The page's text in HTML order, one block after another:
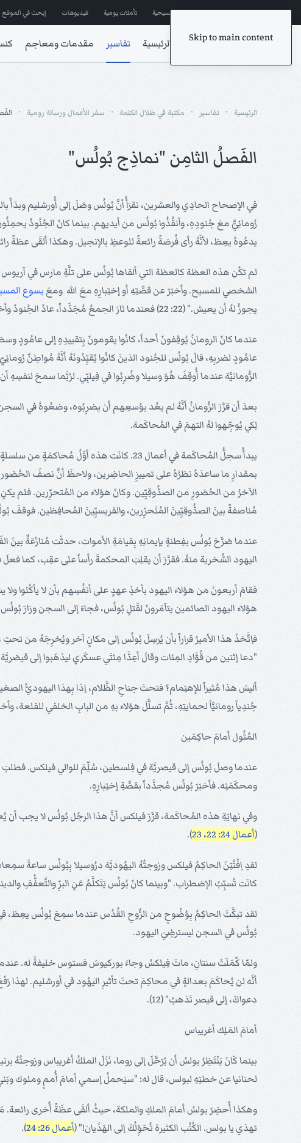
Skip to main content
إشترك في المراسلات ترانيم مسيحية تأملات يومية فيديوهات إبحث في الموقع
الرئيسية تفاسير مقدمات ومعاجم
الرئيسية تفاسير مكتبة في ظلال الكلمة سفر الأعمال ورسالة رومية
الفَصلُ الثامِن "نماذِج بُولُس"
رُومانِيٌّ معَ جُنودِهِ، وأنقُذُوا بُولُس من أيديهم. بينما كانَ الجُنُودُ
يدعُوهُ يعِظ، لأنَّهُ رأى فُرصَةً رائعةً للوعظِ بالإنجيل. وهكذا ألقَى عظةً
لم تكُن هذه العظة كالعظة التي ألقاها بُولُس على تلَّةِ مارس في
الشخصي للمسيح. وأخبَرَ عن قصَّتِهِ أو إختِبارِهِ معَ الله ومعَ يسوع
يجوزُ لهُ أن يعيش." (22: 22) فعندما ثارَ الجمعُ مُجَدَّداً، عادُ الجُنودُ وأخذُوا بُولُس إلى القَلعَة.
عندما كانَ الرومانُ يُوقِفونَ أحداً، كانُوا يقومونَ بِتقييدِهِ إلى عامُودٍ
الرُّومانيَّة عندما أُوقِفَ هُوَ وسيلا وضُرِبُوا في فِيلبِّي. لرُبَّما سمحَ
بعدَ أن قرَّرَ الرُّومانُ أنَّهُ لم يعُد بوُسعِهم أن يضرِبُوه، وضعُوهُ في السجن.
لِكي يُوجِّهوا لهُ التهمَ في المُحاكَمة.
يبدأُ سجلُّ المُحاكَمة في أعمال 23. كانَت
بمقدارِ ما ساعدَهُ نظرُهُ على تمييزِ الحاضِرين، ولاحظَ أنَّ نصفَ
الآخرُ من الحُضورِ من الصدُّوقِيِّين. وكانَ هؤلاء من المُتحرِّرين. فلم يكنِ
مُناصفةً بينَ الصدُّوقِيِّينَ المُتَحرِّرين، والفريسيِّينَ المُحافِظين. فوقفَ
عندما صَرَّحَ بُولُس بفِطنةٍ بإيمانِهِ بِقيامَةِ الأموات، حدثَت مُنازَعَةٌ بينَ
اليهود السُّخرية منهُ. فقرَّرَ أن يقلِبَ المحكمةَ رأساً على عقِب، كما
هؤلاء اليهود الصائمين يتآمَرونَ لقَتلِ بُولُس، فجاءَ إلى السجن وزارَ
فإتَّخذَ هذا الأميرُ قراراً بأن يُرسِلَ بُولُس إلى مكانٍ آخر ويُخرِجَهُ من
"دعا إثنين من قُوَّادِ المِئات وقالَ أعِدَّا مِئتَي عسكَري ليذهَبوا إلى قيصَريَّة
أليسَ هذا مُثيراً للإهتِمام؟ فتحتَ جناحِ الظَّلام، إذا بِهذا اليهوديُّ
جُندِياً رومانيَّاً لحمايتِهِ، ثُمَّ تسلَّلَ هؤلاء بهِ من البابِ الخلفي
المُثُول أمامَ حاكِمَين
عندما وصلَ بُولُس إلى قيصريَّة في فِلسطين، سُلِّمَ للوالي فيلكس. فطلبَ
ومحكَمَتِه. فأخبَرَ بُولُس مُجدَّداً بقصَّةِ إختِبارِهِ.
وفي نهايَةِ هذه المُحاكَمة، قرَّرَ فيلكس أنَّ هذا الرجُل بُولُس لا يجب أن
(أعمال 24: 22، 23 ).
لقدِ اِفْتُتِنَ الحاكِمُ فيلكس وزوجتُهُ اليهُوديَّة درُوسيلا بِبُولُس ساعةَ
كانَت تُسبِّبُ الإضطراب. "وبينما كانَ بُولُس يَتَكلَّمُ عَنِ البرِّ والتَّعفُّفِ
لقد تبكَّتَ الحاكِمُ بِوُضُوحٍ من الرُّوحِ القُدُس عندما سمِعَ بُولُس يعِظ، في
بُولُس في السجن ليسترضِيَ اليهود.
ولمّا كََمَلَتْ سنتانِ، ماتَ فِيلكسُ وجاءَ بوركيوسَ فستوس خليفةً له.
أنَّه لن يُحاكَمَ بعدالةٍ في محاكِمَ تحتَ تأثيرِ اليهُود في أورشليم.
دعواكَ، إلى قيصر تَذهبُ" (12).
أمامَ المَلِك أغريباس
لحنانيا عن خطتِهِ لبولس، قال له: "سيَحملُ إسمي أمامَ أُممٍ وملوك
وهكذا أُحضِرَ بولسُ أمامَ الملكِ والملكة، حيثُ ألقَى عظَةً أُخرى
تهذي يا بولس. الكُتُب الكثيرة تُحَوِّلُكَ إلى الهَذَيان!" (أعمال 26: 24 ).